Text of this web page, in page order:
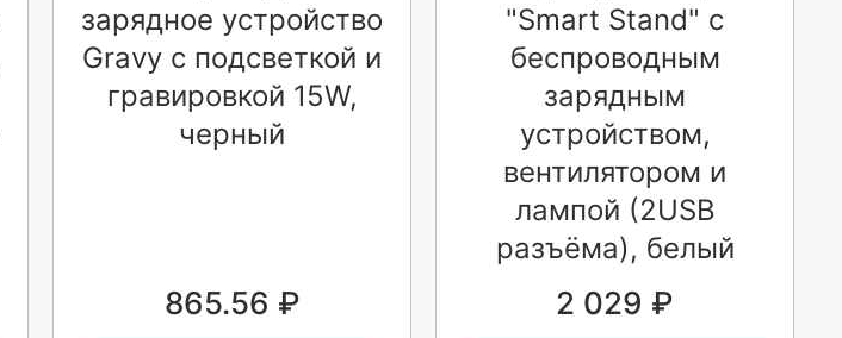
зарядное устройство
Gravy с подсветкой и
гравировкой 15W,
черный
865.56 ₽
"Smart Stand" с
беспроводным
зарядным
устройством,
вентилятором и
лампой (2USB
разъёма), белый
2 029 ₽